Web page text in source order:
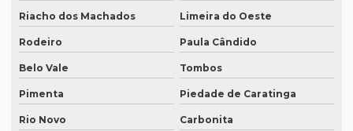
Riacho dos Machados Limeira do Oeste
Rodeiro Paula Cândido
Belo Vale Tombos
Pimenta Piedade de Caratinga
Rio Novo Carbonita